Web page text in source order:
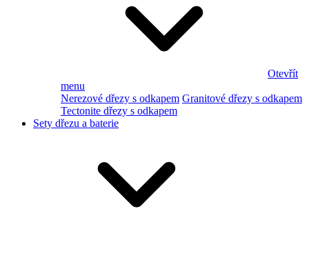
Otevřít
menu
Nerezové dřezy s odkapem Granitové dřezy s odkapem
Tectonite dřezy s odkapem
Sety dřezu a baterie